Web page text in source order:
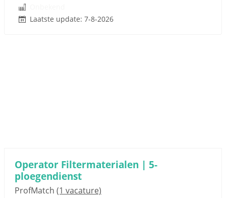
Laatste update: 7-8-2026
Operator Filtermaterialen | 5-
ploegendienst
ProfMatch (1 vacature)